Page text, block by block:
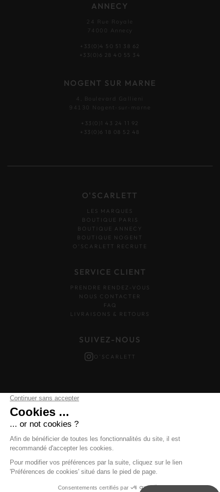
ANNECY
24 Rue Royale
74000 Annecy
+33(0)4 50 51 38 62
+33(0)6 28 40 55 34
NOGENT SUR MARNE
4, Boulevard Gallieni
94130 Nogent-sur-marne
+33(0)1 43 24 11 92
+33(0)6 18 08 52 48
O'SCARLETT
LES MARQUES
BOUTIQUE PARIS
BOUTIQUE ANNECY
BOUTIQUE NOGENT
O’SCARLETT RECRUTE
SERVICE CLIENT
PRENDRE RENDEZ-VOUS
NOUS CONTACTER
FAQ
LIVRAISONS & RETOURS
SUIVEZ-NOUS
O'SCARLETT
Mentions légales– Données personnelles –Cookies